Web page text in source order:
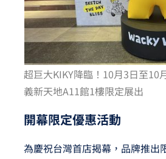
超巨大KIKY降臨！10月3日至10
義新天地A11館1樓限定展出
開幕限定優惠活動
為慶祝台灣首店揭幕，品牌推出